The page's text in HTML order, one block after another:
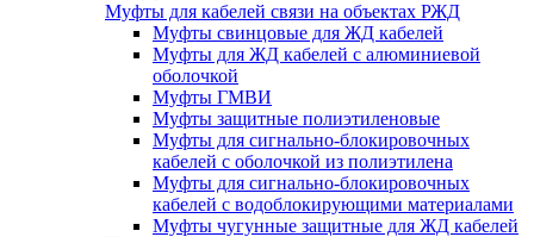
Муфты для кабелей связи на объектах РЖД
Муфты свинцовые для ЖД кабелей
Муфты для ЖД кабелей с алюминиевой
оболочкой
Муфты ГМВИ
Муфты защитные полиэтиленовые
Муфты для сигнально-блокировочных
кабелей с оболочкой из полиэтилена
Муфты для сигнально-блокировочных
кабелей с водоблокирующими материалами
Муфты чугунные защитные для ЖД кабелей